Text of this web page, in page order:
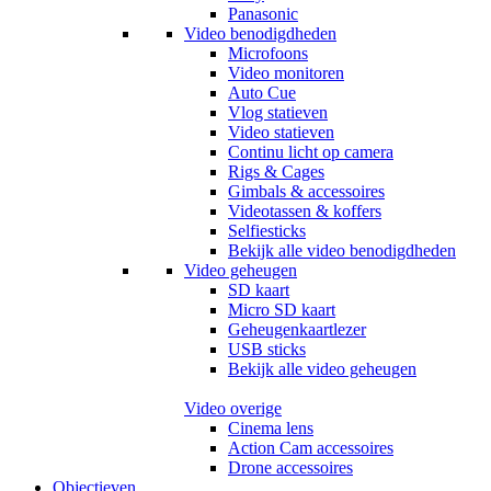
Panasonic
Video benodigdheden
Microfoons
Video monitoren
Auto Cue
Vlog statieven
Video statieven
Continu licht op camera
Rigs & Cages
Gimbals & accessoires
Videotassen & koffers
Selfiesticks
Bekijk alle video benodigdheden
Video geheugen
SD kaart
Micro SD kaart
Geheugenkaartlezer
USB sticks
Bekijk alle video geheugen
Video overige
Cinema lens
Action Cam accessoires
Drone accessoires
Objectieven